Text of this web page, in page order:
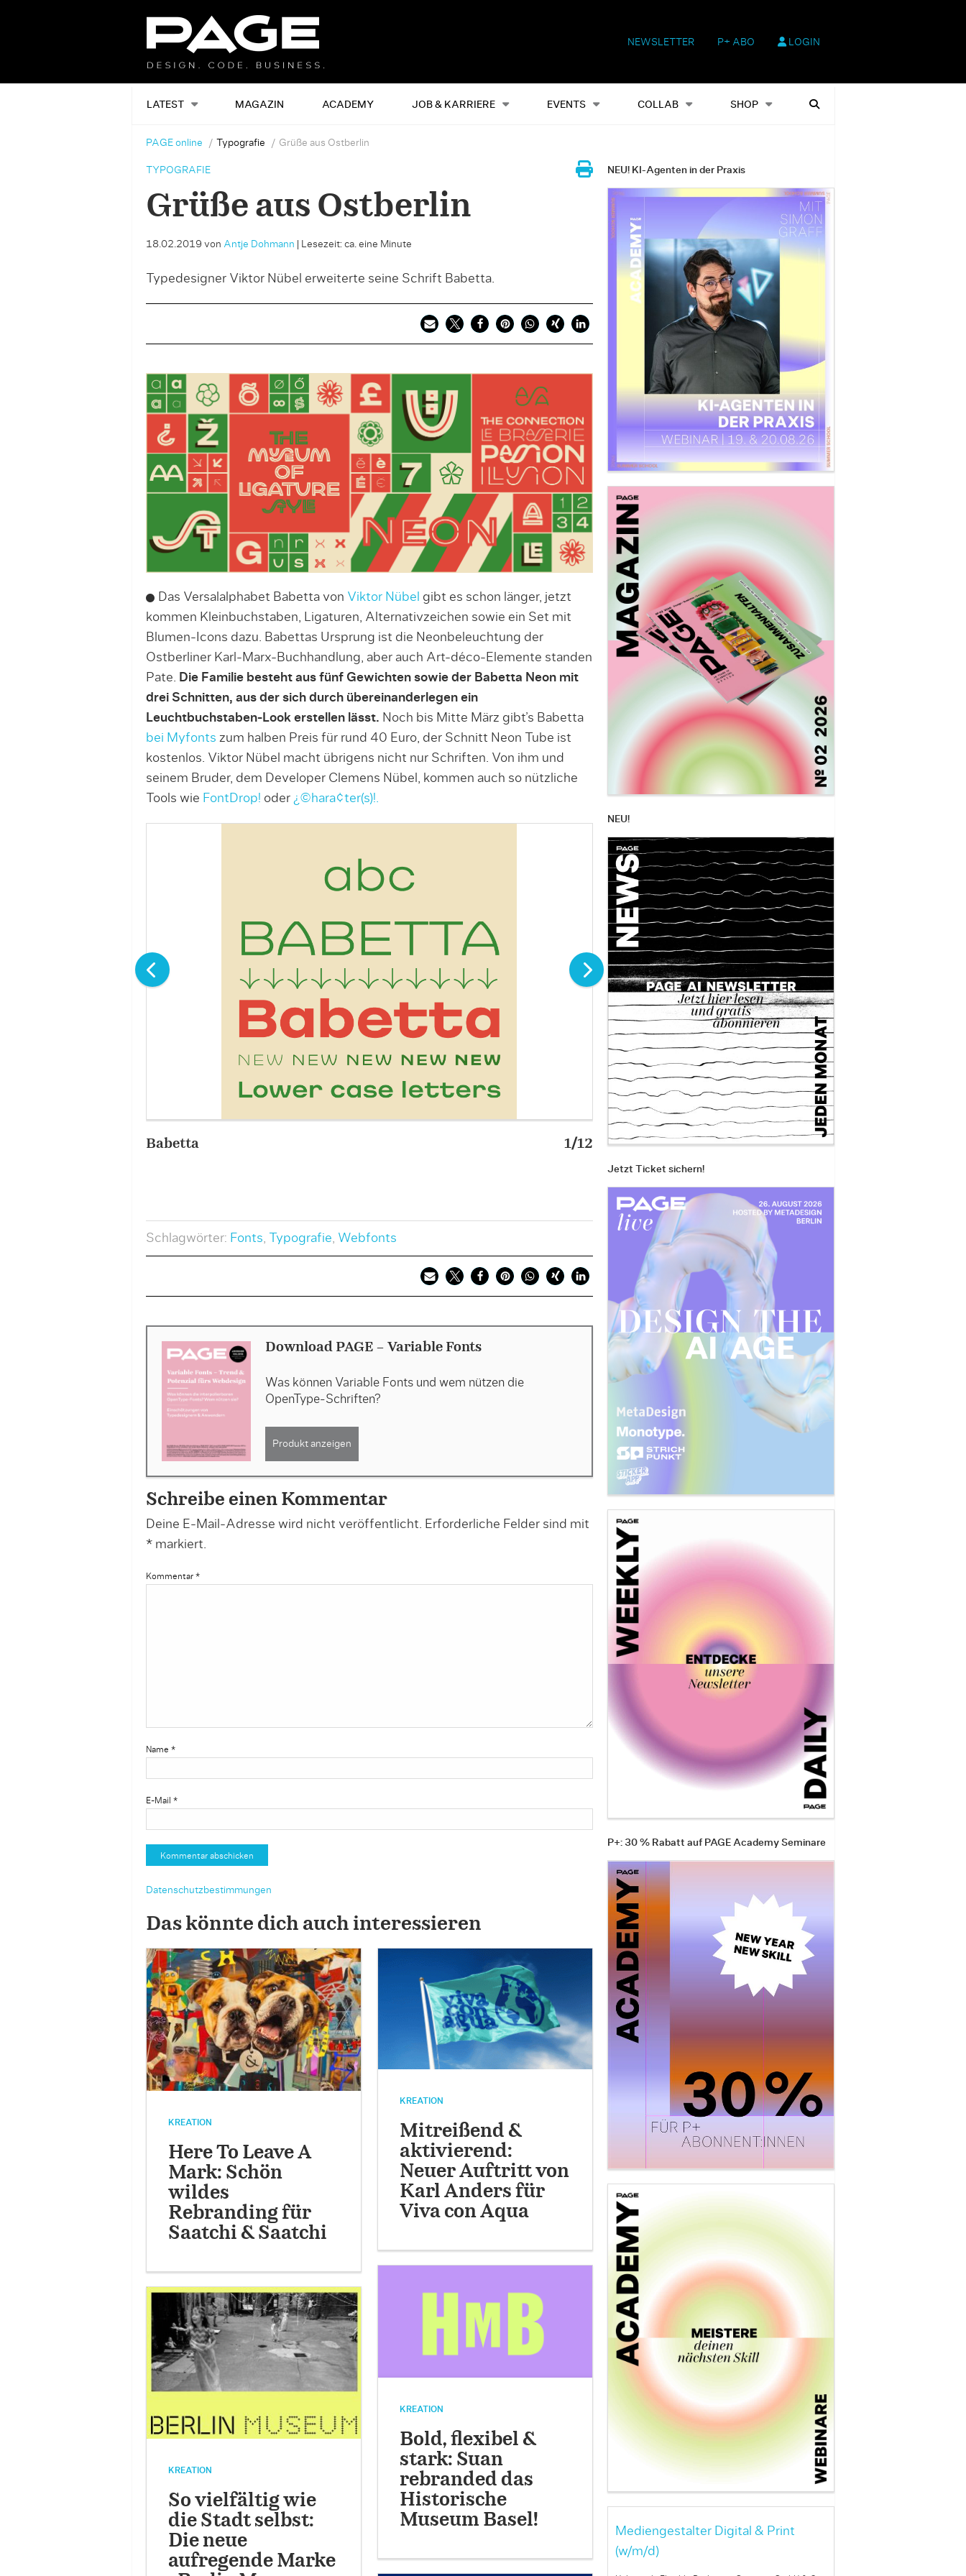
NEWSLETTER P+ ABO LOGIN
LATEST MAGAZIN ACADEMY JOB & KARRIERE EVENTS COLLAB SHOP
Alles Events Shop Heftausgaben Suchen
PAGE online Typografie Grüße aus Ostberlin
TYPOGRAFIE
Grüße aus Ostberlin
18.02.2019 von Antje Dohmann Lesezeit: ca. eine Minute
Typedesigner Viktor Nübel erweiterte seine Schrift Babetta.
Das Versalalphabet Babetta von Viktor Nübel gibt es schon länger, jetzt
kommen Kleinbuchstaben, Ligaturen, Alternativzeichen sowie ein Set mit
Blumen-Icons dazu. Babettas Ursprung ist die Neonbeleuchtung der
Ostberliner Karl-Marx-Buchhandlung, aber auch Art-déco-Elemente standen
Pate. Die Familie besteht aus fünf Gewichten sowie der Babetta Neon mit
drei Schnitten, aus der sich durch übereinanderlegen ein
Leuchtbuchstaben-Look erstellen lässt. Noch bis Mitte März gibt’s Babetta
bei Myfonts zum halben Preis für rund 40 Euro, der Schnitt Neon Tube ist
kostenlos. Viktor Nübel macht übrigens nicht nur Schriften. Von ihm und
seinem Bruder, dem Developer Clemens Nübel, kommen auch so nützliche
Tools wie FontDrop! oder ¿©hara¢ter(s)!.
Babetta 1/12 Babetta
Schlagwörter: Fonts, Typografie, Webfonts
Download PAGE - Variable Fonts
Was können Variable Fonts und wem nützen die
OpenType-Schriften?
Produkt anzeigen
Schreibe einen Kommentar
Deine E-Mail-Adresse wird nicht veröffentlicht. Erforderliche Felder sind mit
*markiert.
Kommentar *
Name *
E-Mail *
Datenschutzbestimmungen
Das könnte dich auch interessieren
KREATION
Here To Leave A
Mark: Schön
wildes
Rebranding für
Saatchi & Saatchi
KREATION
Mitreißend &
aktivierend:
Neuer Auftritt von
Karl Anders für
Viva con Aqua
KREATION
So vielfältig wie
die Stadt selbst:
Die neue
aufregende Marke
KREATION
Bold, flexibel &
stark: Suan
rebranded das
Historische
Museum Basel!
NEU! KI-Agenten in der Praxis
NEU!
Jetzt Ticket sichern!
P+: 30 % Rabatt auf PAGE Academy Seminare
Mediengestalter Digital & Print
(w/m/d)